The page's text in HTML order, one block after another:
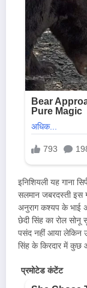
इनिशियली यह गाना
सलमान जबरदस्ती इस
अनुराग कश्यप के भाई
छेदी सिंह का रोल सोनू
पसंद नहीं आया लेकिन
सिंह के किरदार में कुछ